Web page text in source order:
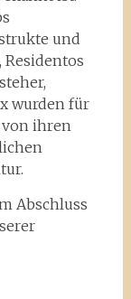
und
wurden für
ihren
Abschluss